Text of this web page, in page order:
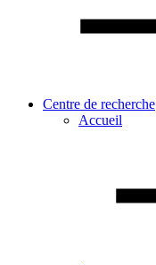
Centre de recherche
Accueil